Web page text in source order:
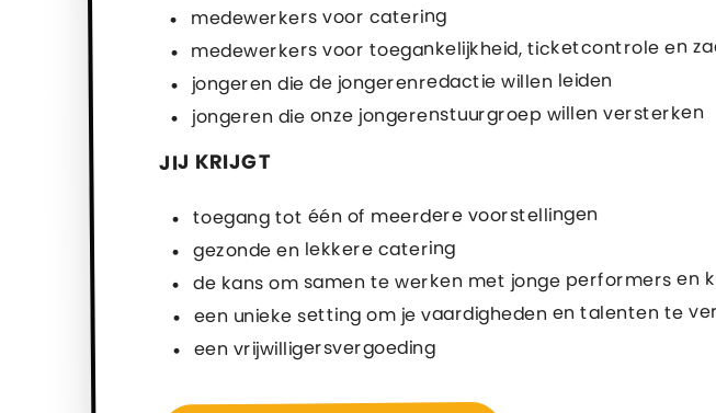
medewerkers voor catering
medewerkers voor toegankelijkheid, ticketcontrole en
jongeren die de jongerenredactie willen leiden
jongeren die onze jongerenstuurgroep willen versterken
JIJ KRIJGT
toegang tot één of meerdere voorstellingen
gezonde en lekkere catering
de kans om samen te werken met jonge performers en
een unieke setting om je vaardigheden en talenten te
een vrijwilligersvergoeding